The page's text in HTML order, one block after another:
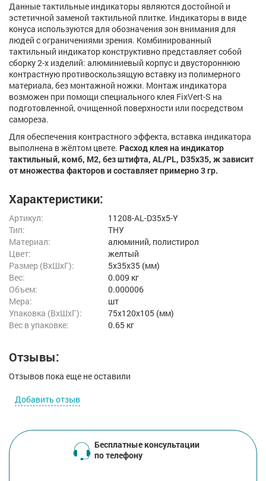
Данные тактильные индикаторы являются достойной и
эстетичной заменой тактильной плитке. Индикаторы в виде
конуса используются для обозначения зон внимания для
людей с ограничениями зрения. Комбинированный
тактильный индикатор конструктивно представляет собой
сборку 2-х изделий: алюминиевый корпус и двустороннюю
контрастную противоскользящую вставку из полимерного
материала, без монтажной ножки. Монтаж индикатора
возможен при помощи специального клея FixVert-S на
подготовленной, очищенной поверхности или посредством
самореза.
Для обеспечения контрастного эффекта, вставка индикатора
выполнена в жёлтом цвете. Расход клея на индикатор
тактильный, комб, М2, без штифта, AL/PL, D35х35, ж зависит
от множества факторов и составляет примерно 3 гр.
Характеристики:
Артикул:
11208-AL-D35x5-Y
Тип:
ТНУ
Материал:
алюминий, полистирол
Цвет:
желтый
Размер (ВxШxГ):
5x35x35 (мм)
Вес:
0.009 кг
Объем:
0.000006
Мера:
шт
Упаковка (ВхШхГ):
75x120x105 (мм)
Вес в упаковке:
0.65 кг
Отзывы:
Отзывов пока еще не оставили
Добавить отзыв
Бесплатные консультации
по телефону